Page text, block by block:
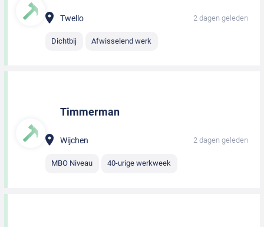
Twello 2 dagen geleden
Dichtbij Afwisselend werk
Timmerman
Wijchen 2 dagen geleden
MBO Niveau 40-urige werkweek